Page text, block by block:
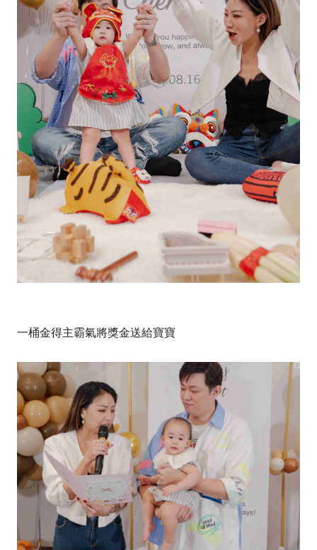
一桶金得主霸氣將獎金送給寶寶